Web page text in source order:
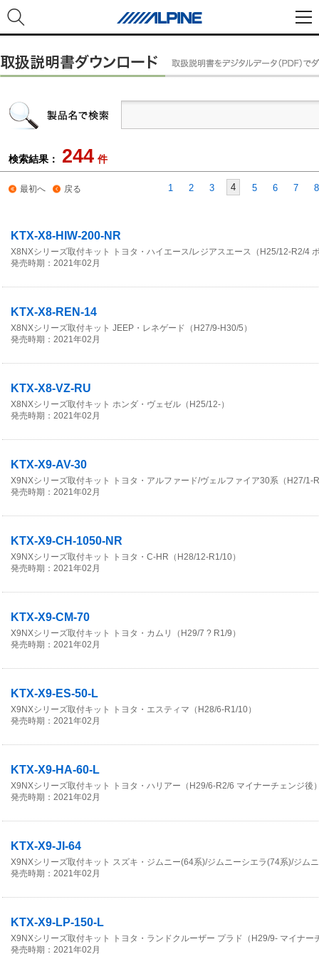
検索結果： 244 件
最初へ 戻る 1 2 3 4 5 6 7 8
KTX-X8-HIW-200-NR
X8NXシリーズ取付キット トヨタ・ハイエース/レジアスエース（H25/12-R2/4
発売時期：2021年02月
KTX-X8-REN-14
X8NXシリーズ取付キット JEEP・レネゲード（H27/9-H30/5）
発売時期：2021年02月
KTX-X8-VZ-RU
X8NXシリーズ取付キット ホンダ・ヴェゼル（H25/12-）
発売時期：2021年02月
KTX-X9-AV-30
X9NXシリーズ取付キット トヨタ・アルファード/ヴェルファイア30系（H27/1-
発売時期：2021年02月
KTX-X9-CH-1050-NR
X9NXシリーズ取付キット トヨタ・C-HR（H28/12-R1/10）
発売時期：2021年02月
KTX-X9-CM-70
X9NXシリーズ取付キット トヨタ・カムリ（H29/7 ? R1/9）
発売時期：2021年02月
KTX-X9-ES-50-L
X9NXシリーズ取付キット トヨタ・エスティマ（H28/6-R1/10）
発売時期：2021年02月
KTX-X9-HA-60-L
X9NXシリーズ取付キット トヨタ・ハリアー（H29/6-R2/6 マイナーチェンジ後
発売時期：2021年02月
KTX-X9-JI-64
X9NXシリーズ取付キット スズキ・ジムニー(64系)/ジムニーシエラ(74系)/ジム
発売時期：2021年02月
KTX-X9-LP-150-L
X9NXシリーズ取付キット トヨタ・ランドクルーザー プラド（H29/9- マイナ
発売時期：2021年02月